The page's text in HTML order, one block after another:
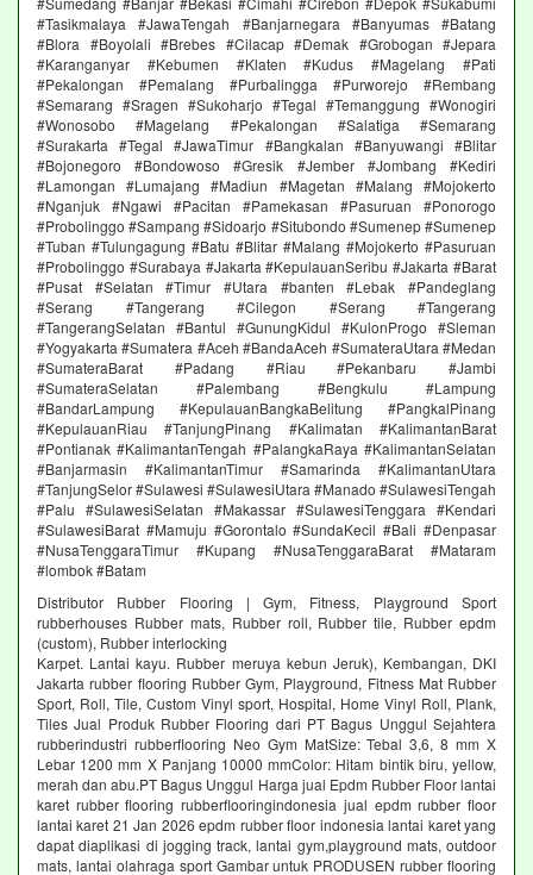
#Tasikmalaya #JawaTengah #Banjarnegara #Banyumas #Batang
#Blora #Boyolali #Brebes #Cilacap #Demak #Grobogan #Jepara
#Karanganyar #Kebumen #Klaten #Kudus #Magelang #Pati
#Pekalongan #Pemalang #Purbalingga #Purworejo #Rembang
#Semarang #Sragen #Sukoharjo #Tegal #Temanggung #Wonogiri
#Wonosobo #Magelang #Pekalongan #Salatiga #Semarang
#Surakarta #Tegal #JawaTimur #Bangkalan #Banyuwangi #Blitar
#Bojonegoro #Bondowoso #Gresik #Jember #Jombang #Kediri
#Lamongan #Lumajang #Madiun #Magetan #Malang #Mojokerto
#Nganjuk #Ngawi #Pacitan #Pamekasan #Pasuruan #Ponorogo
#Probolinggo #Sampang #Sidoarjo #Situbondo #Sumenep #Sumenep
#Tuban #Tulungagung #Batu #Blitar #Malang #Mojokerto #Pasuruan
#Probolinggo #Surabaya #Jakarta #KepulauanSeribu #Jakarta #Barat
#Pusat #Selatan #Timur #Utara #banten #Lebak #Pandeglang
#Serang #Tangerang #Cilegon #Serang #Tangerang
#TangerangSelatan #Bantul #GunungKidul #KulonProgo #Sleman
#Yogyakarta #Sumatera #Aceh #BandaAceh #SumateraUtara #Medan
#SumateraBarat #Padang #Riau #Pekanbaru #Jambi
#SumateraSelatan #Palembang #Bengkulu #Lampung
#BandarLampung #KepulauanBangkaBelitung #PangkalPinang
#KepulauanRiau #TanjungPinang #Kalimatan #KalimantanBarat
#Pontianak #KalimantanTengah #PalangkaRaya #KalimantanSelatan
#Banjarmasin #KalimantanTimur #Samarinda #KalimantanUtara
#TanjungSelor #Sulawesi #SulawesiUtara #Manado #SulawesiTengah
#Palu #SulawesiSelatan #Makassar #SulawesiTenggara #Kendari
#SulawesiBarat #Mamuju #Gorontalo #SundaKecil #Bali #Denpasar
#NusaTenggaraTimur #Kupang #NusaTenggaraBarat #Mataram
#lombok #Batam
Distributor Rubber Flooring | Gym, Fitness, Playground Sport
rubberhouses Rubber mats, Rubber roll, Rubber tile, Rubber epdm
(custom), Rubber interlocking
Karpet. Lantai kayu. Rubber meruya kebun Jeruk), Kembangan, DKI
Jakarta rubber flooring Rubber Gym, Playground, Fitness Mat Rubber
Sport, Roll, Tile, Custom Vinyl sport, Hospital, Home Vinyl Roll, Plank,
Tiles Jual Produk Rubber Flooring dari PT Bagus Unggul Sejahtera
rubberindustri rubberflooring Neo Gym MatSize: Tebal 3,6, 8 mm X
Lebar 1200 mm X Panjang 10000 mmColor: Hitam bintik biru, yellow,
merah dan abu.PT Bagus Unggul Harga jual Epdm Rubber Floor lantai
karet rubber flooring rubberflooringindonesia jual epdm rubber floor
lantai karet 21 Jan 2026 epdm rubber floor indonesia lantai karet yang
dapat diaplikasi di jogging track, lantai gym,playground mats, outdoor
mats, lantai olahraga sport Gambar untuk PRODUSEN rubber flooring